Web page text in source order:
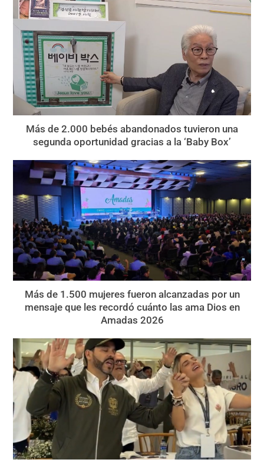
Más de 2.000 bebés abandonados tuvieron una
segunda oportunidad gracias a la ‘Baby Box’
Más de 1.500 mujeres fueron alcanzadas por un
mensaje que les recordó cuánto las ama Dios en
Amadas 2026